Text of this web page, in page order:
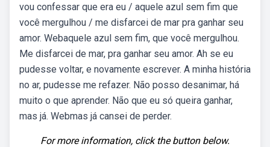
vou confessar que era eu / aquele azul sem fim que
você mergulhou / me disfarcei de mar pra ganhar seu
amor. Webaquele azul sem fim, que você mergulhou.
Me disfarcei de mar, pra ganhar seu amor. Ah se eu
pudesse voltar, e novamente escrever. A minha história
no ar, pudesse me refazer. Não posso desanimar, há
muito o que aprender. Não que eu só queira ganhar,
mas já. Webmas já cansei de perder.
For more information, click the button below.